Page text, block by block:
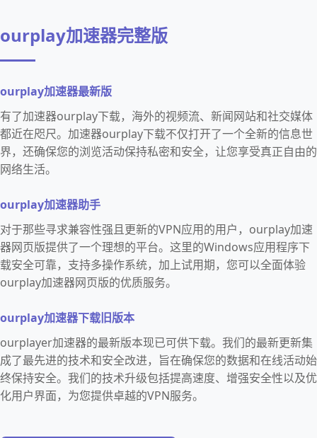
ourplay加速器完整版
ourplay加速器最新版
有了加速器ourplay下载，海外的视频流、新闻网站和社交媒体
都近在咫尺。加速器ourplay下载不仅打开了一个全新的信息世
界，还确保您的浏览活动保持私密和安全，让您享受真正自由的
网络生活。
ourplay加速器助手
对于那些寻求兼容性强且更新的VPN应用的用户，ourplay加速
器网页版提供了一个理想的平台。这里的Windows应用程序下
载安全可靠，支持多操作系统，加上试用期，您可以全面体验
ourplay加速器网页版的优质服务。
ourplay加速器下载旧版本
ourplayer加速器的最新版本现已可供下载。我们的最新更新集
成了最先进的技术和安全改进，旨在确保您的数据和在线活动始
终保持安全。我们的技术升级包括提高速度、增强安全性以及优
化用户界面，为您提供卓越的VPN服务。